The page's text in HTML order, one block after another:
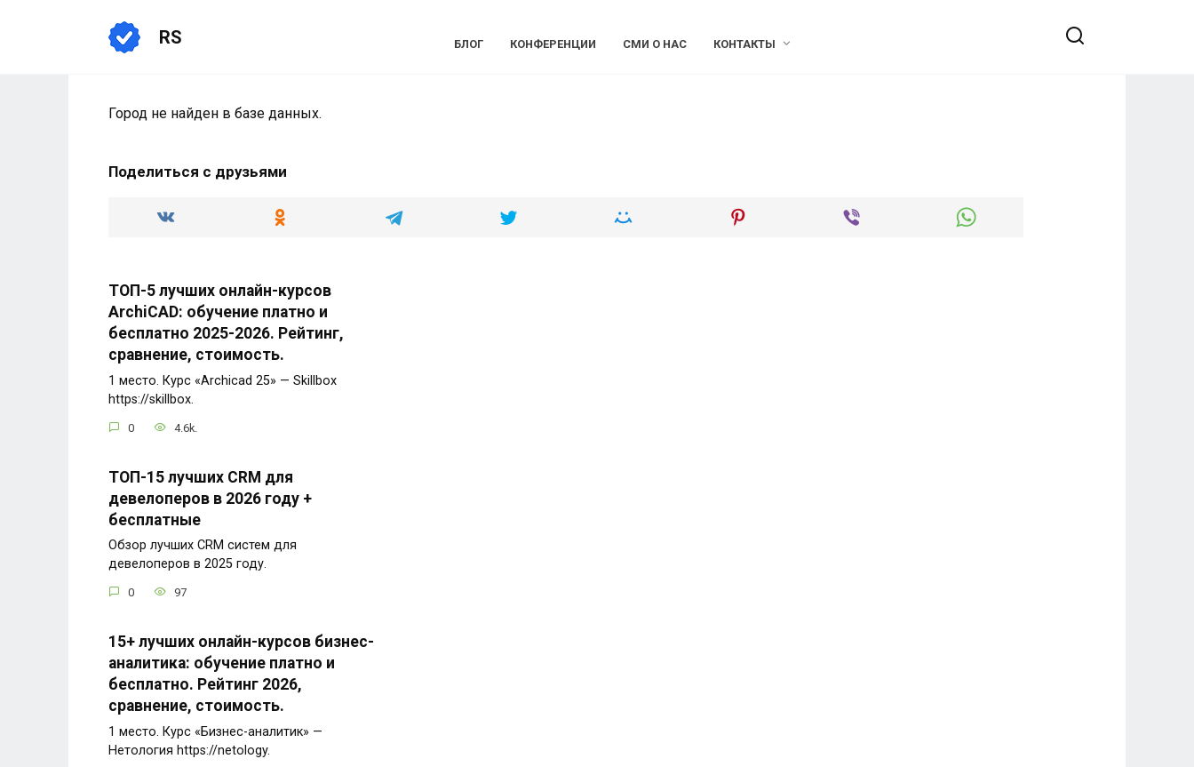
RS БЛОГ КОНФЕРЕНЦИИ СМИ О НАС КОНТАКТЫ
Город не найден в базе данных.
Поделиться с друзьями
ТОП-5 лучших онлайн-курсов
ArchiCAD: обучение платно и
бесплатно 2025-2026. Рейтинг,
сравнение, стоимость.
1 место. Курс «Archicad 25» — Skillbox
https://skillbox.
0 4.6k.
ТОП-15 лучших CRM для
девелоперов в 2026 году +
бесплатные
Обзор лучших CRM систем для
девелоперов в 2025 году.
0 97
15+ лучших онлайн-курсов бизнес-
аналитика: обучение платно и
бесплатно. Рейтинг 2026,
сравнение, стоимость.
1 место. Курс «Бизнес-аналитик» —
Нетология https://netology.